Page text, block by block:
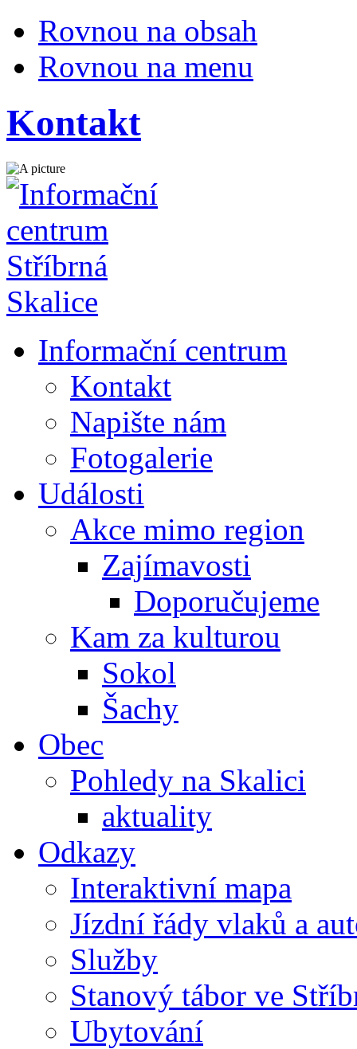
Rovnou na obsah
Rovnou na menu
Kontakt
Informační centrum
Kontakt
Napište nám
Fotogalerie
Události
Akce mimo region
Zajímavosti
Doporučujeme
Kam za kulturou
Sokol
Šachy
Obec
Pohledy na Skalici
aktuality
Odkazy
Interaktivní mapa
Jízdní řády vlaků a
Služby
Stanový tábor ve
Ubytování